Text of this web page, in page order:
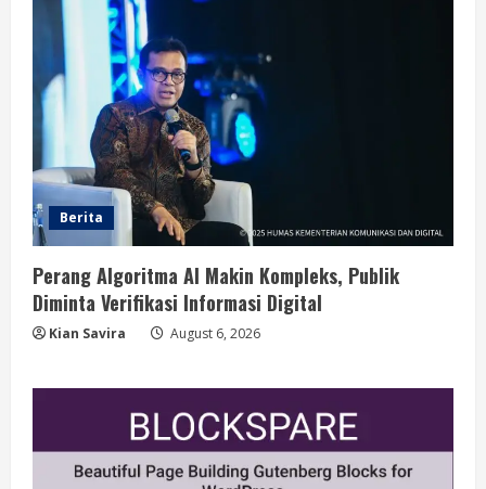
Berita
Perang Algoritma AI Makin Kompleks, Publik
Diminta Verifikasi Informasi Digital
Kian Savira August 6, 2026